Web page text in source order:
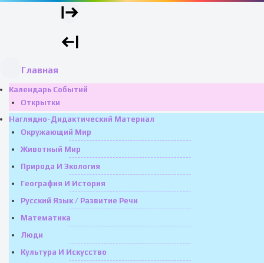
Главная
Календарь Событий
Открытки
Наглядно-Дидактический Материал
Окружающий Мир
Животный Мир
Природа И Экология
География И История
Русский Язык / Развитие Речи
Математика
Люди
Культура И Искусство